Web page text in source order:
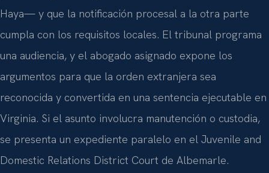
Haya— y que la notificación procesal a la otra parte
cumpla con los requisitos locales. El tribunal programa
una audiencia, y el abogado asignado expone los
argumentos para que la orden extranjera sea
reconocida y convertida en una sentencia ejecutable en
Virginia. Si el asunto involucra manutención o custodia,
se presenta un expediente paralelo en el Juvenile and
Domestic Relations District Court de Albemarle.